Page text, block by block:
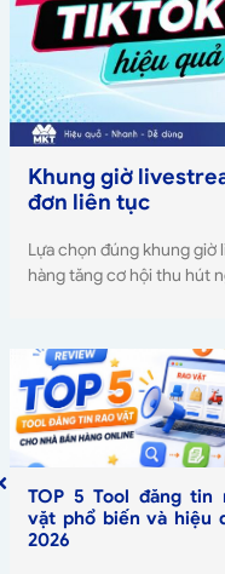
Khung giờ
đơn liên tục
Lựa chọn đúng khung giờ
hàng tăng cơ hội thu hút
TOP 5 Tool đăng tin
vặt phổ biến và hiệu
2026